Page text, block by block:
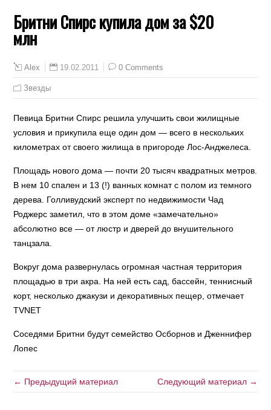
Бритни Спирс купила дом за $20
млн
Alex 19.02.2011 0 Comments
Звезды
Певица Бритни Спирс решила улучшить свои жилищные
условия и прикупила еще один дом — всего в нескольких
километрах от своего жилища в пригороде Лос-Анджелеса.
Площадь нового дома — почти 20 тысяч квадратных метров.
В нем 10 спален и 13 (!) ванных комнат с полом из темного
дерева. Голливудский эксперт по недвижимости Чад
Роджерс заметил, что в этом доме «замечательно»
абсолютно все — от люстр и дверей до внушительного
танцзала.
Вокруг дома развернулась огромная частная территория
площадью в три акра. На ней есть сад, бассейн, теннисный
корт, несколько джакузи и декоративных пещер, отмечает
TVNET
Соседями Бритни будут семейство Осборнов и Дженнифер
Лопес
← Предыдущий материал Следующий материал →